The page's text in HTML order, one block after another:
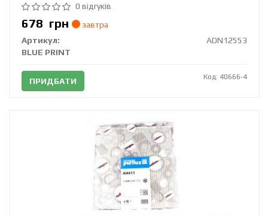
0 відгуків
678 грн
завтра
Артикул:
ADN12553
BLUE PRINT
ПРИДБАТИ Код: 40666-4